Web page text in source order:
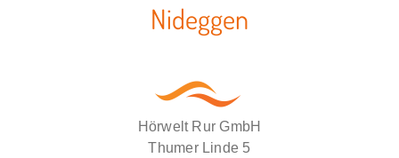
Nideggen
Hörwelt Rur GmbH
Thumer Linde 5